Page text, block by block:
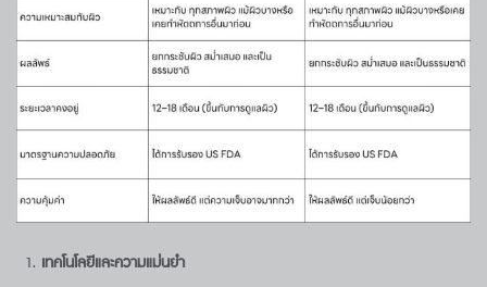
เทคโนโลยีและความแม่นยำ